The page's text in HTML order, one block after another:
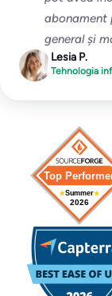
abonament
general și
Lesia P.
Tehnologia